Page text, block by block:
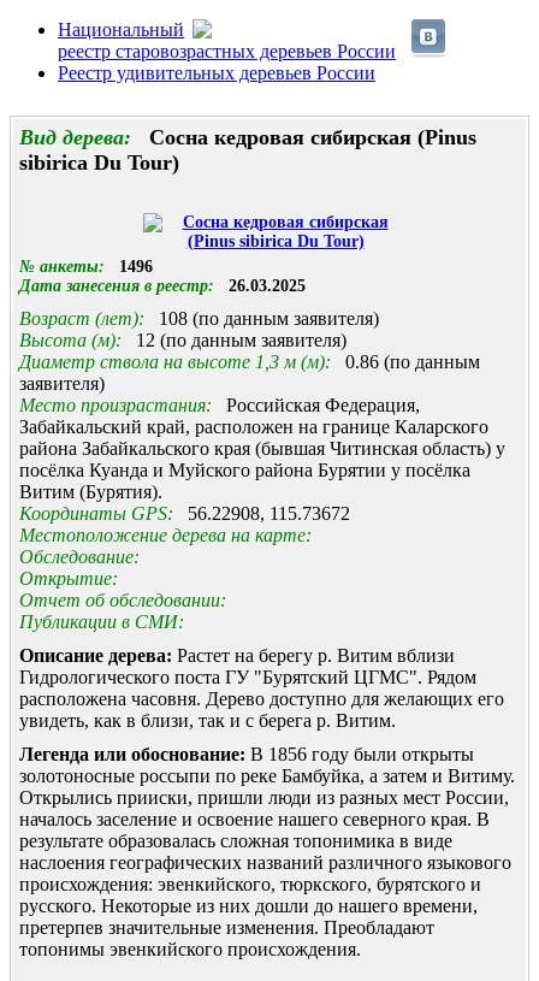
Национальный
реестр старовозрастных деревьев России
Реестр удивительных деревьев России
Вид дерева: Сосна кедровая сибирская (Pinus
sibirica Du Tour)
№ анкеты: 1496
Дата занесения в реестр: 26.03.2025
Возраст (лет): 108 (по данным заявителя)
Высота (м): 12 (по данным заявителя)
Диаметр ствола на высоте 1,3 м (м): 0.86 (по данным
заявителя)
Место произрастания: Российская Федерация,
Забайкальский край, расположен на границе Каларского
района Забайкальского края (бывшая Читинская область) у
посёлка Куанда и Муйского района Бурятии у посёлка
Витим (Бурятия).
Координаты GPS: 56.22908, 115.73672
Местоположение дерева на карте:
Обследование:
Открытие:
Отчет об обследовании:
Публикации в СМИ:
Описание дерева: Растет на берегу р. Витим вблизи
Гидрологического поста ГУ "Бурятский ЦГМС". Рядом
расположена часовня. Дерево доступно для желающих его
увидеть, как в близи, так и с берега р. Витим.
Легенда или обоснование: В 1856 году были открыты
золотоносные россыпи по реке Бамбуйка, а затем и Витиму.
Открылись прииски, пришли люди из разных мест России,
началось заселение и освоение нашего северного края. В
результате образовалась сложная топонимика в виде
наслоения географических названий различного языкового
происхождения: эвенкийского, тюркского, бурятского и
русского. Некоторые из них дошли до нашего времени,
претерпев значительные изменения. Преобладают
топонимы эвенкийского происхождения.